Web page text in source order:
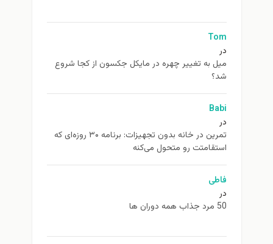
Tom
در
ميل به تغيير چهره در مایکل جکسون از كجا شروع
شد؟
Babi
در
تمرین در خانه بدون تجهیزات: برنامه ۳۰ روزه‌ای که
استقامتت رو متحول می‌کنه
فاطی
در
50 مرد جذاب همه دوران ها